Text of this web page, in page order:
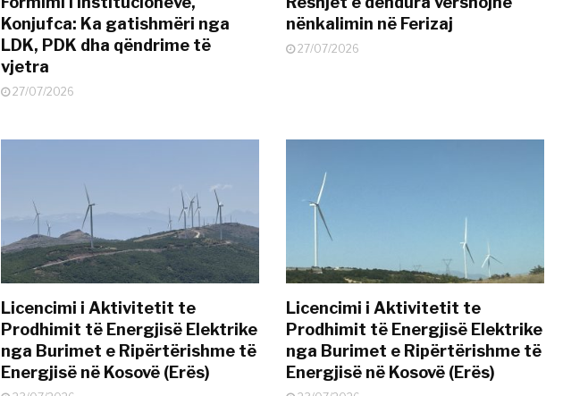
Konjufca: Ka gatishmëri nga
LDK, PDK dha qëndrime të
vjetra
27/07/2026
nënkalimin në Ferizaj
27/07/2026
Licencimi i Aktivitetit te
Prodhimit të Energjisë Elektrike
nga Burimet e Ripërtërishme të
Energjisë në Kosovë (Erës)
Licencimi i Aktivitetit te
Prodhimit të Energjisë Elektrike
nga Burimet e Ripërtërishme të
Energjisë në Kosovë (Erës)